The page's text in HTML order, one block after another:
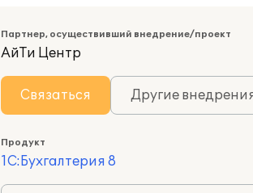
Партнер, осуществивший внедрение/проект
АйТи Центр
Связаться Другие
Продукт
1С:Бухгалтерия 8